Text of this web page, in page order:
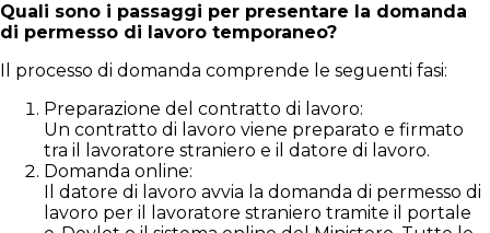
Quali sono i passaggi per presentare la domanda
di permesso di lavoro temporaneo?
Il processo di domanda comprende le seguenti fasi:
Preparazione del contratto di lavoro:
Un contratto di lavoro viene preparato e firmato
tra il lavoratore straniero e il datore di lavoro.
Domanda online:
Il datore di lavoro avvia la domanda di permesso di
lavoro per il lavoratore straniero tramite il portale